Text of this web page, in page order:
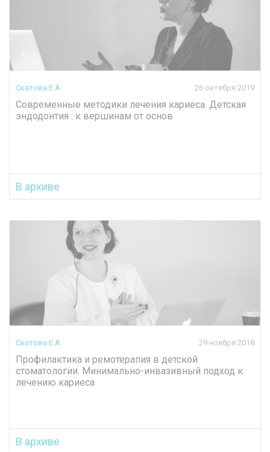
Скатова Е.А. 26 октября 2019
Современные методики лечения кариеса. Детская
эндодонтия : к вершинам от основ
В архиве
Скатова Е.А. 29 ноября 2018
Профилактика и ремотерапия в детской
стоматологии. Минимально-инвазивный подход к
лечению кариеса
В архиве